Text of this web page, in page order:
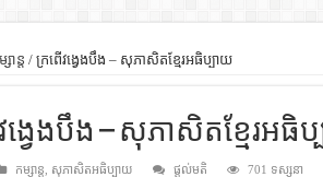
សិល្បះចរចា – សៀវភៅពាណិជ្ជកម្ម
ដើមកំណើតអង្គរ – សៀវភៅចំណេះដឹងទូទៅ
ដើមកំណើតជនជាតិខ្មែរ – អត្ថបទស្រាវជ្រាវ
ាន្ត / ក្រពើវង្វេងបឹង – សុភាសិតខ្មែរអធិប្បាយ
ង្វេងបឹង – សុភាសិតខ្មែរអធិ
កម្សាន្ត សុភាសិតអធិប្បាយ ផ្តល់មតិ 701 ទស្សនា